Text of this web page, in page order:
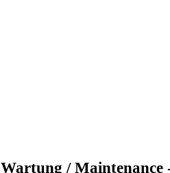
Wartung / Maintenance